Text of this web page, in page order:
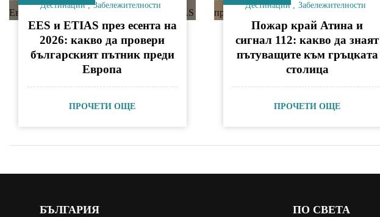
Дестинации
Забележителности
EES и ETIAS през есента на
2026: какво да провери
българският пътник преди
Европа
ПРОЧЕТИ ОЩЕ
Дестинации
Забележителности
Пожар край Атина и
сигнал 112: какво да знаят
пътуващите към гръцката
столица
ПРОЧЕТИ ОЩЕ
БЪЛГАРИЯ ПО СВЕТА